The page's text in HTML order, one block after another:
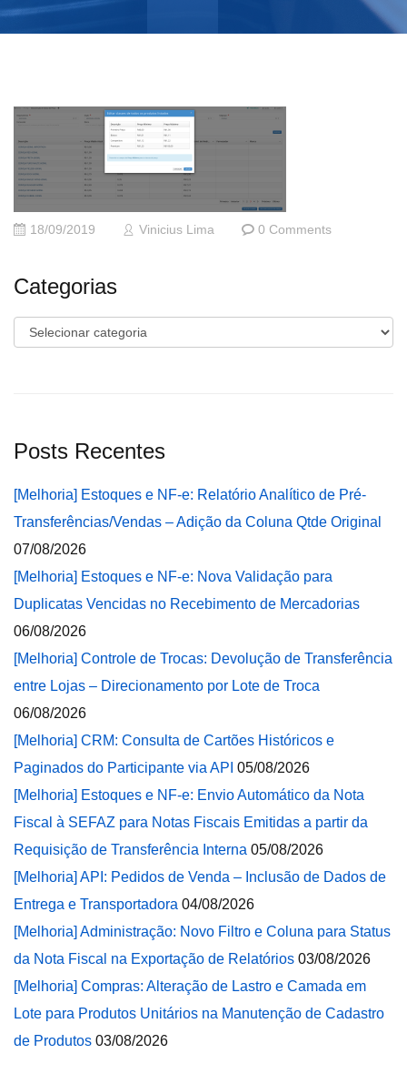
18/09/2019 Vinicius Lima 0 Comments
Categorias
Categorias
Posts Recentes
[Melhoria] Estoques e NF-e: Relatório Analítico de Pré-
Transferências/Vendas – Adição da Coluna Qtde Original
07/08/2026
[Melhoria] Estoques e NF-e: Nova Validação para
Duplicatas Vencidas no Recebimento de Mercadorias
06/08/2026
[Melhoria] Controle de Trocas: Devolução de Transferência
entre Lojas – Direcionamento por Lote de Troca
06/08/2026
[Melhoria] CRM: Consulta de Cartões Históricos e
Paginados do Participante via API 05/08/2026
[Melhoria] Estoques e NF-e: Envio Automático da Nota
Fiscal à SEFAZ para Notas Fiscais Emitidas a partir da
Requisição de Transferência Interna 05/08/2026
[Melhoria] API: Pedidos de Venda – Inclusão de Dados de
Entrega e Transportadora 04/08/2026
[Melhoria] Administração: Novo Filtro e Coluna para Status
da Nota Fiscal na Exportação de Relatórios 03/08/2026
[Melhoria] Compras: Alteração de Lastro e Camada em
Lote para Produtos Unitários na Manutenção de Cadastro
de Produtos 03/08/2026